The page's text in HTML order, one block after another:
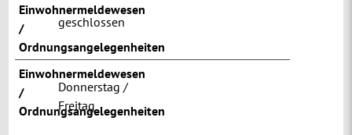
Einwohnermeldewesen
/
Ordnungsangelegenheiten
geschlossen
Einwohnermeldewesen
/
Ordnungsangelegenheiten
Donnerstag /
Freitag